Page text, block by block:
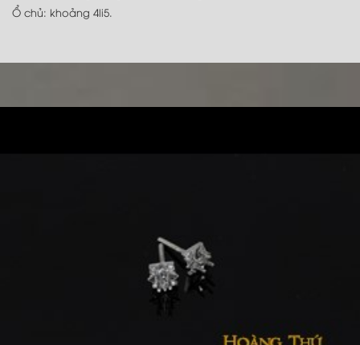
Ổ chủ: khoảng 4li5.